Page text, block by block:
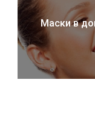
Маски в